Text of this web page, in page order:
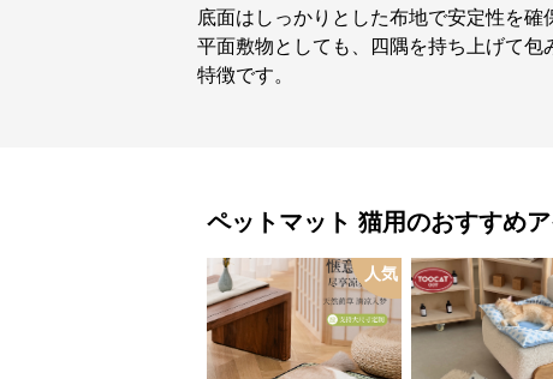
底面はしっかりとした布地で安定性を確
平面敷物としても、四隅を持ち上げて
特徴です。
ペットマット 猫用のおすすめ
人気